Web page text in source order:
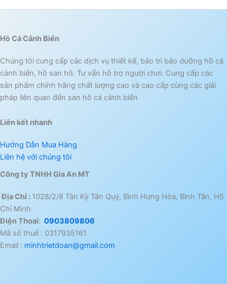
Hồ Cá Cảnh Biển
Chúng tôi cung cấp các dịch vụ thiết kế, bảo trì bảo dưỡng hồ cá
cảnh biển, hồ san hô. Tư vấn hỗ trợ người chơi. Cung cấp các
sản phẩm chính hãng chất lượng cao và cao cấp cùng các giải
pháp liên quan đến san hô cá cảnh biển
Liên kết nhanh
Hướng Dẫn Mua Hàng
Liên hệ với chúng tôi
Công ty TNHH Gia An MT
Địa Chỉ : 1028/2/8 Tân Kỳ Tân Quý, Bình Hưng Hòa, Bình Tân, Hồ
Chí Minh
Điện Thoai: 0903809806
Mã số thuế : 0317935161
Email : minhtrietdoan@gmail.com